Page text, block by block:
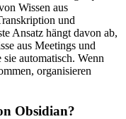
Wissen aus
und
Ansatz hängt davon ab,
aus Meetings und
automatisch. Wenn
organisieren
Obsidian?